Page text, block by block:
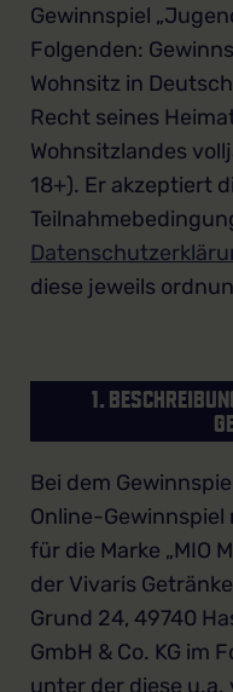
Gewinnspiel
Folgenden:
Wohnsitz in
Recht seines
Wohnsitzlandes
18+). Er akzeptiert
diese jeweils
1.
Bei dem
Online-
für die Marke „MIO
der Vivaris
Grund 24, 49740
GmbH & Co. KG im
unter der diese